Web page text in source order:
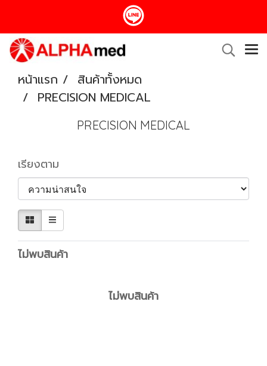
หน้าแรก
สินค้าทั้งหมด
PRECISION MEDICAL
PRECISION MEDICAL
เรียงตาม
ไม่พบสินค้า
ไม่พบสินค้า